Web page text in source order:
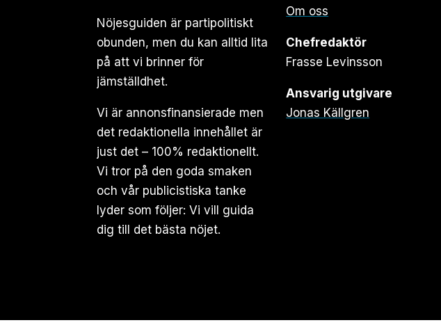
Nöjesguiden är partipolitiskt
obunden, men du kan alltid lita
på att vi brinner för
jämställdhet.
Vi är annonsfinansierade men
det redaktionella innehållet är
just det – 100% redaktionellt.
Vi tror på den goda smaken
och vår publicistiska tanke
lyder som följer: Vi vill guida
dig till det bästa nöjet.
Om oss
Chefredaktör
Frasse Levinsson
Ansvarig utgivare
Jonas Källgren